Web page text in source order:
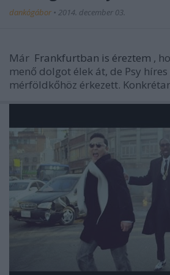
dankógábor • 2014. december 03.
Már Frankfurtban is éreztem ,
menő dolgot élek át, de Psy
mérföldkőhöz érkezett.